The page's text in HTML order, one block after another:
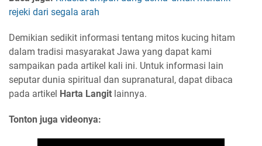
rejeki dari segala arah
Demikian sedikit informasi tentang mitos kucing hitam
dalam tradisi masyarakat Jawa yang dapat kami
sampaikan pada artikel kali ini. Untuk informasi lain
seputar dunia spiritual dan supranatural, dapat dibaca
pada artikel Harta Langit lainnya.
Tonton juga videonya: